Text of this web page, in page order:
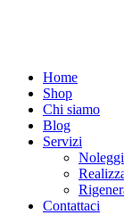
Home
Shop
Chi siamo
Blog
Servizi
Contattaci